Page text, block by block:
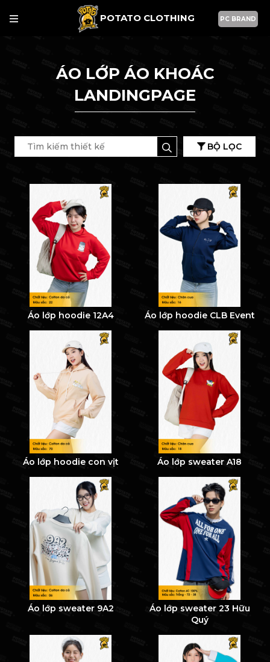
POTATO CLOTHING PC BRAND
ÁO LỚP ÁO KHOÁC
LANDINGPAGE
BỘ LỌC
Áo lớp hoodie 12A4 Áo lớp hoodie CLB Event
Áo lớp hoodie con vịt Áo lớp sweater A18
Áo lớp sweater 9A2
Áo lớp sweater 23 Hữu
Quý